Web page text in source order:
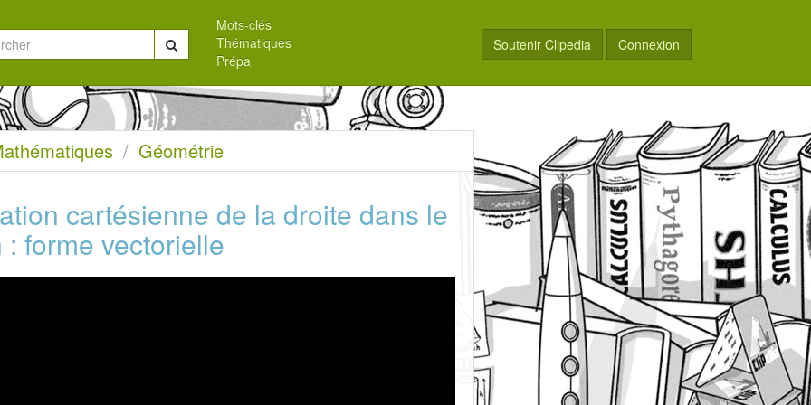
Chercher
Mots-clés
Thématiques
Prépa
Soutenir Clipedia Connexion
Géométrie
cartésienne de la droite dans le
: forme vectorielle